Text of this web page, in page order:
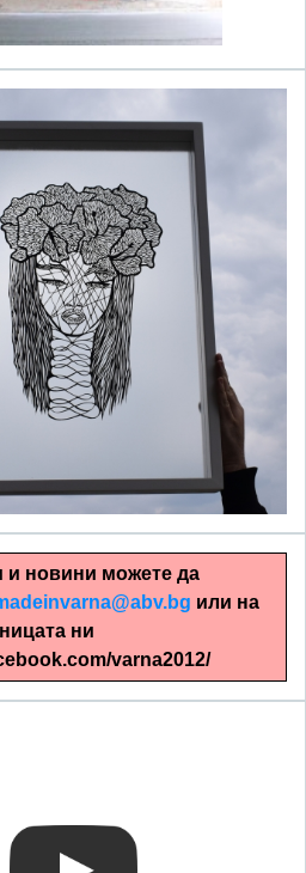
картини
и новини можете да
или на
ни
varna2012/